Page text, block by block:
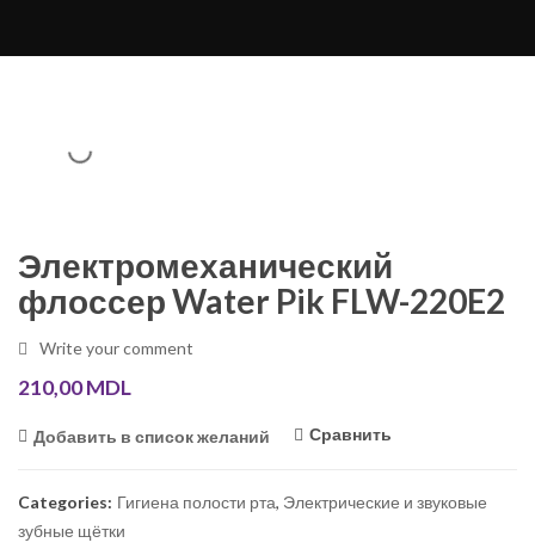
Электромеханический
флоссер Water Pik FLW-220E2
Write your comment
210,00MDL
Добавить в список желаний Сравнить
Categories: Гигиена полости рта, Электрические и звуковые
зубные щётки